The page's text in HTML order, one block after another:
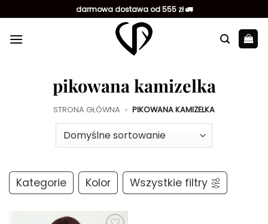
do
zawartości
darmowa dostawa od 555 zł 🚛
pikowana kamizelka
STRONA GŁÓWNA » PIKOWANA KAMIZELKA
Kategorie Kolor Wszystkie filtry